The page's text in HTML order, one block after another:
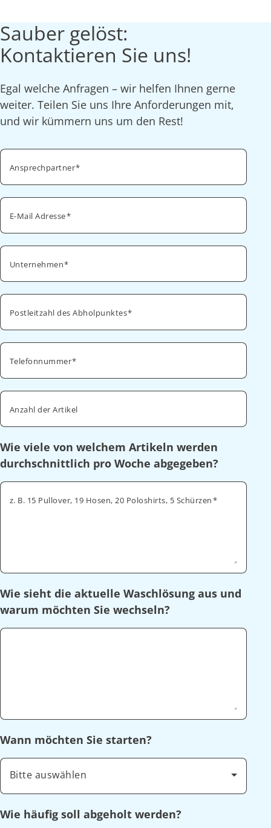
Sauber gelöst:
Kontaktieren Sie uns!
Egal welche Anfragen – wir helfen Ihnen gerne
weiter. Teilen Sie uns Ihre Anforderungen mit,
und wir kümmern uns um den Rest!
Ansprechpartner
E-Mail Adresse
Unternehmen
Postleitzahl des Abholpunktes
Telefonnummer
Anzahl der Artikel
Wie viele von welchem Artikeln werden
durchschnittlich pro Woche abgegeben?
z. B. 15 Pullover, 19 Hosen, 20 Poloshirts, 5 Schürzen
Wie sieht die aktuelle Waschlösung aus und
warum möchten Sie wechseln?
Wann möchten Sie starten?
Bitte auswählen
Wie häufig soll abgeholt werden?